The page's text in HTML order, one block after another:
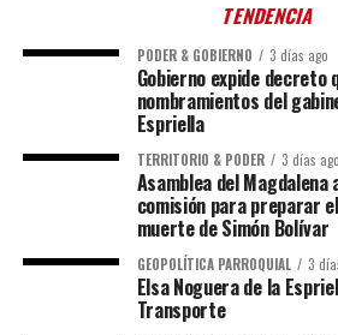
TENDENCIA
PODER & GOBIERNO 3 días ago
Gobierno expide decreto
nombramientos del
Espriella
TERRITORIO & PODER 3 días ago
Asamblea del
comisión para preparar
muerte de Simón Bolívar
GEOPOLÍTICA PARROQUIAL 3
Elsa Noguera de la
Transporte